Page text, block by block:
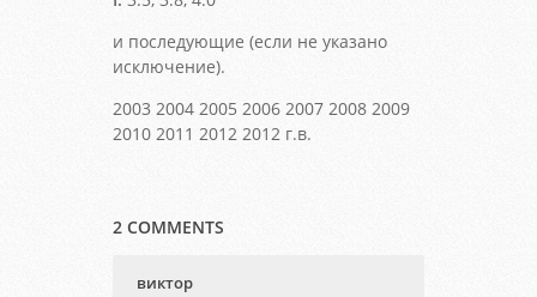
и последующие (если не указано
исключение).
2003 2004 2005 2006 2007 2008 2009
2010 2011 2012 2012 г.в.
2 COMMENTS
виктор